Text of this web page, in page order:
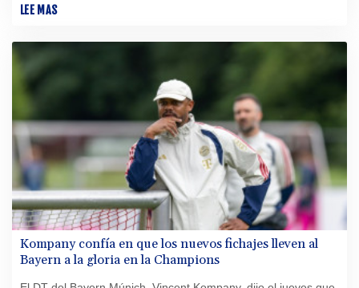
fecha de la Leagues Cup, jornada en la que el Toluca goleó 3-
LEE MAS
Kompany confía en que los nuevos fichajes lleven al
Bayern a la gloria en la Champions